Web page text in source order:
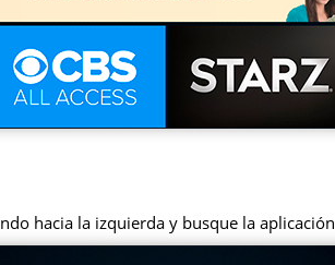
hacia la izquierda y busque la aplicación